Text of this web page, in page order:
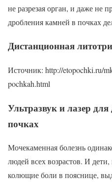
не разрезая орган, и даже не
дробления камней в почках
Дистанционная
Источник: http://etopochki.ru/
pochkah.html
Ультразвук и лазер
почках
Мочекаменная болезнь
людей всех возрастов. И
колющие боли в пояснице,